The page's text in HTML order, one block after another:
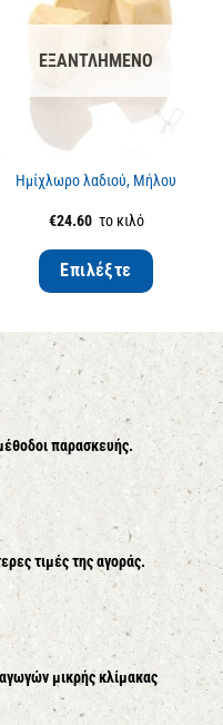
ΕΞΑΝΤΛΗΜΈΝΟ
Ημίχλωρο λαδιού, Μήλου
€24.60το κιλό
Επιλέξτε
παρασκευής.
τιμές της αγοράς.
μικρής κλίμακας